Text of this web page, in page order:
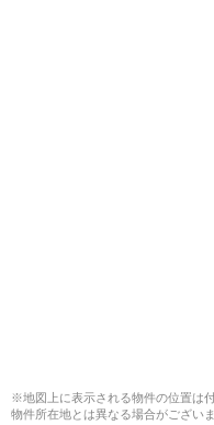
※地図上に表示される物件の位置は
物件所在地とは異なる場合がございま